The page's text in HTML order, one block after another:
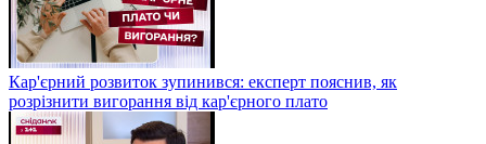
Кар'єрний розвиток зупинився: експерт пояснив, як
розрізнити вигорання від кар'єрного плато